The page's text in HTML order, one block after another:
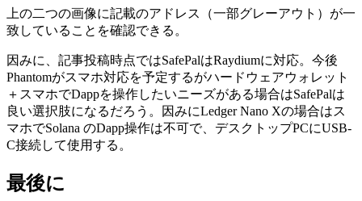
上の二つの画像に記載のアドレス（一部グレーアウト）が一
致していることを確認できる。
因みに、記事投稿時点ではSafePalはRaydiumに対応。今後
Phantomがスマホ対応を予定するがハードウェアウォレット
＋スマホでDappを操作したいニーズがある場合はSafePalは
良い選択肢になるだろう。因みにLedger Nano Xの場合はス
マホでSolana のDapp操作は不可で、デスクトップPCにUSB-
C接続して使用する。
最後に